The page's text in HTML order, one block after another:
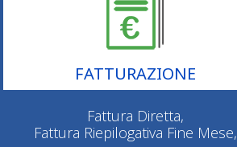
FATTURAZIONE
Fattura Diretta,
Fattura Riepilogativa Fine Mese,